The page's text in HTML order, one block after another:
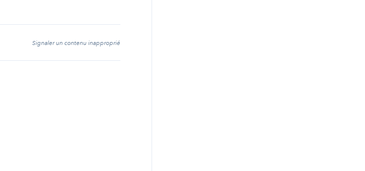
Signaler un contenu inapproprié